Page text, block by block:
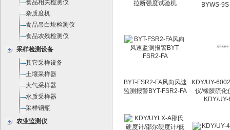
食品相关检测仪
杂质度机
食品吊白块检测仪
食品农残检测仪
采样检测设备
其它采样设备
土壤采样器
大气采样器
水质采样器
采样钢瓶
农业监测仪
拉断强度试验机
BYWS-
BYT-FSR2-FA风向风速
监测报警BYT-FSR2-FA
KDY/UY-
仪/橡胶硫化
KDY/